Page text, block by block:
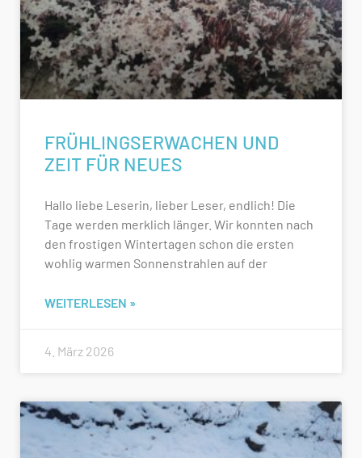
FRÜHLINGSERWACHEN UND
ZEIT FÜR NEUES
Hallo liebe Leserin, lieber Leser, endlich! Die
Tage werden merklich länger. Wir konnten nach
den frostigen Wintertagen schon die ersten
wohlig warmen Sonnenstrahlen auf der
WEITERLESEN »
4. März 2026